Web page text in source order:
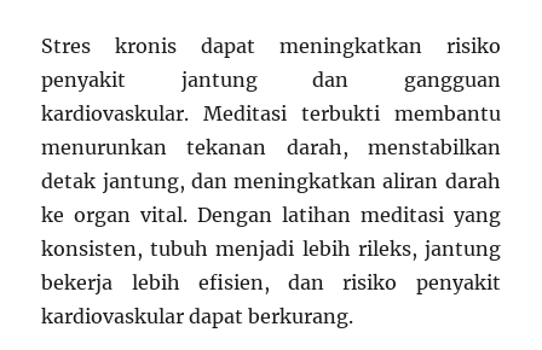
Stres kronis dapat meningkatkan risiko
penyakit jantung dan gangguan
kardiovaskular. Meditasi terbukti membantu
menurunkan tekanan darah, menstabilkan
detak jantung, dan meningkatkan aliran darah
ke organ vital. Dengan latihan meditasi yang
konsisten, tubuh menjadi lebih rileks, jantung
bekerja lebih efisien, dan risiko penyakit
kardiovaskular dapat berkurang.